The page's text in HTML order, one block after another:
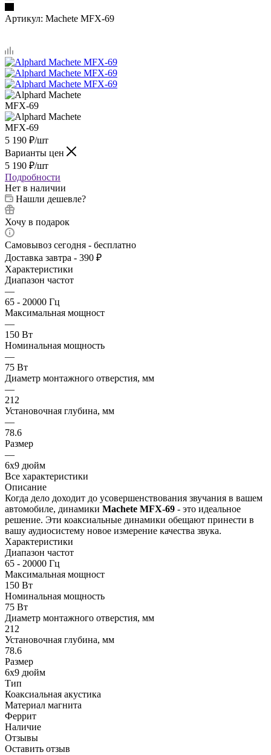
Артикул: Machete MFX-69
5 190 ₽/шт
Варианты цен
5 190 ₽/шт
Подробности
Нет в наличии
Нашли дешевле?
Хочу в подарок
Самовывоз сегодня - бесплатно
Доставка завтра - 390 ₽
Характеристики
Диапазон частот
—
65 - 20000 Гц
Максимальная мощност
—
150 Вт
Номинальная мощность
—
75 Вт
Диаметр монтажного отверстия, мм
—
212
Установочная глубина, мм
—
78.6
Размер
—
6x9 дюйм
Все характеристики
Описание
Когда дело доходит до усовершенствования звучания в вашем
автомобиле, динамики Machete MFX-69 - это идеальное
решение. Эти коаксиальные динамики обещают принести в
вашу аудиосистему новое измерение качества звука.
Характеристики
Диапазон частот
65 - 20000 Гц
Максимальная мощност
150 Вт
Номинальная мощность
75 Вт
Диаметр монтажного отверстия, мм
212
Установочная глубина, мм
78.6
Размер
6x9 дюйм
Тип
Коаксиальная акустика
Материал магнита
Феррит
Наличие
Отзывы
Оставить отзыв